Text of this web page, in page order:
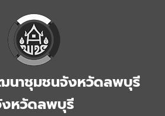
นาชุมชนจังหวัดลพบุรี
หวัดลพบุรี